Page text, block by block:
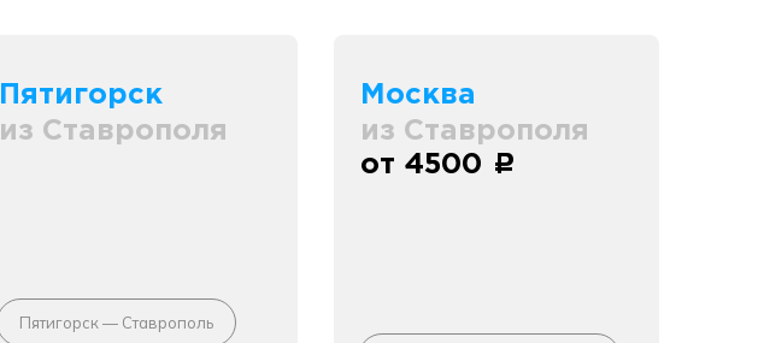
Пятигорск
из Ставрополя
Пятигорск — Ставрополь
Москва
из Ставрополя
от 4500 c